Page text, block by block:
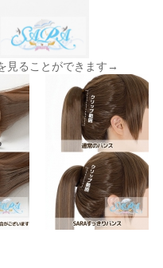
見ることができます→